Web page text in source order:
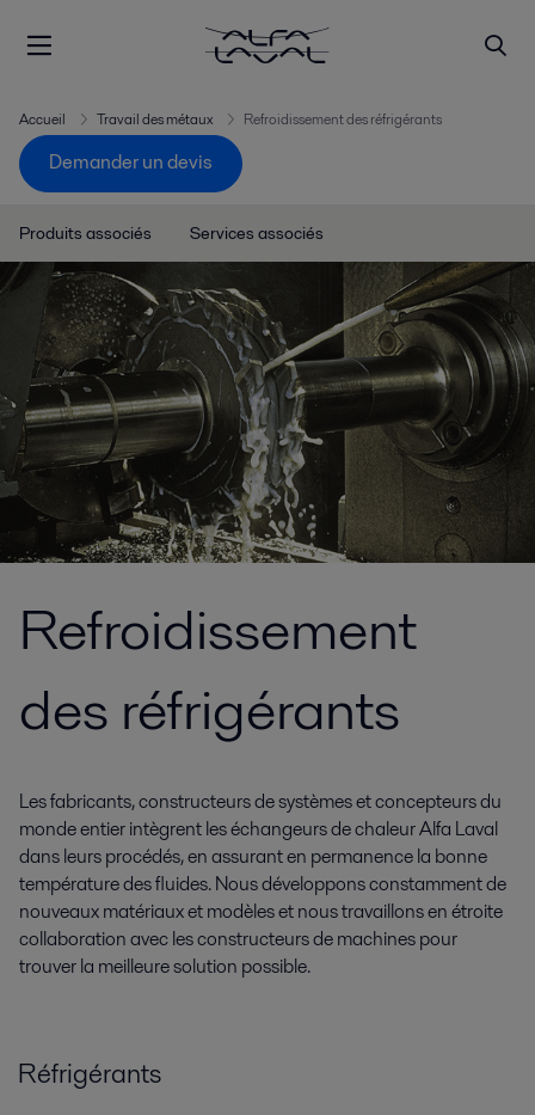
Accueil Travail des métaux Refroidissement des réfrigérants
Demander un devis
Produits associés Services associés
Refroidissement
des réfrigérants
Les fabricants, constructeurs de systèmes et concepteurs du
monde entier intègrent les échangeurs de chaleur Alfa Laval
dans leurs procédés, en assurant en permanence la bonne
température des fluides. Nous développons constamment de
nouveaux matériaux et modèles et nous travaillons en étroite
collaboration avec les constructeurs de machines pour
trouver la meilleure solution possible.
Réfrigérants